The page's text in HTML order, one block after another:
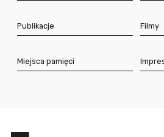
Publikacje Filmy
Miejsca pamięci